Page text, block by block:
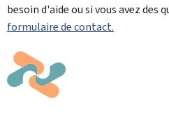
besoin d'aide ou si vous avez
formulaire de contact.